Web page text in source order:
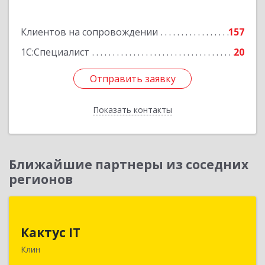
Клиентов на сопровождении
157
1С:Специалист
20
Отправить заявку
Показать контакты
Отправить заявку
Назад
Ближайшие партнеры из соседних
регионов
Кактус IT
Клин
141607, Московская обл, г.о.Клин, Клин г,